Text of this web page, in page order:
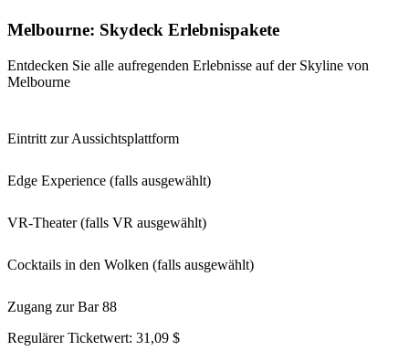
Melbourne: Skydeck Erlebnispakete
Entdecken Sie alle aufregenden Erlebnisse auf der Skyline von
Melbourne
Eintritt zur Aussichtsplattform
Edge Experience (falls ausgewählt)
VR-Theater (falls VR ausgewählt)
Cocktails in den Wolken (falls ausgewählt)
Zugang zur Bar 88
Regulärer Ticketwert: 31,09 $